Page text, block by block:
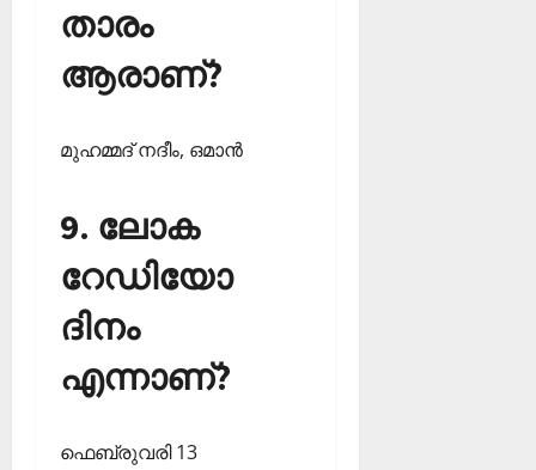
താരം
ആരാണ്?
മുഹമ്മദ് നദീം, ഒമാന്‍
9. ലോക
റേഡിയോ
ദിനം
എന്നാണ്?
ഫെബ്രുവരി 13